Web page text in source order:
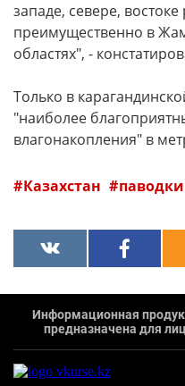
западе, севере,
преимущественно в
областях", -
Только в
"наиболее
влагонакопления" в
Казахстан паводки
Информационная
предназначена для